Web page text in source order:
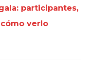
participantes,
verlo